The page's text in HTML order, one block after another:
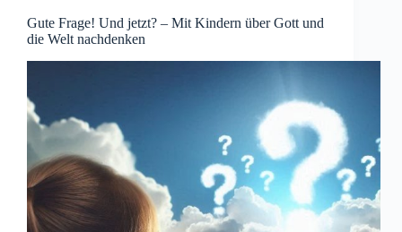
Gute Frage! Und jetzt? – Mit Kindern über Gott und
die Welt nachdenken